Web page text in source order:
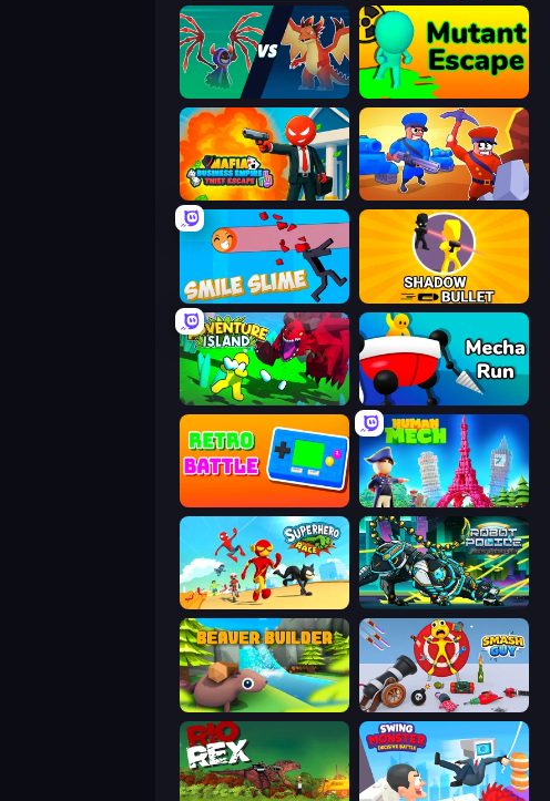
Monster Battle Mutant Escape
Mafia Business Empire: Thief Escape Craft and Battle
Smile Slime Shadow Bullet
Adventure Island 2D Mecha Run
Retro Battle Human Mech
Superhero Race! Robot Police Iron Panther
Beaver Builder Smash Guy: Ragdoll Punch Hero